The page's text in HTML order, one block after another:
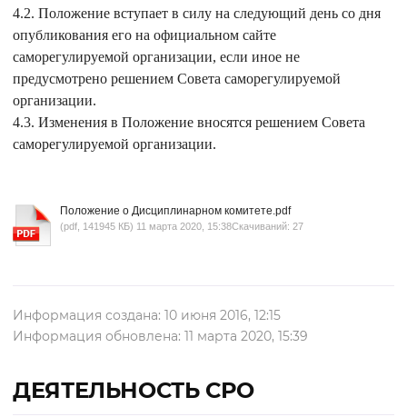
4.2. Положение вступает в силу на следующий день со дня
опубликования его на официальном сайте
саморегулируемой организации, если иное не
предусмотрено решением Совета саморегулируемой
организации.
4.3. Изменения в Положение вносятся решением Совета
саморегулируемой организации.
Положение о Дисциплинарном комитете.pdf
(pdf, 141945 КБ) 11 марта 2020, 15:38Скачиваний: 27
Информация создана: 10 июня 2016, 12:15
Информация обновлена: 11 марта 2020, 15:39
ДЕЯТЕЛЬНОСТЬ СРО